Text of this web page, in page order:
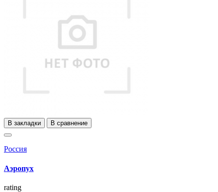
В закладки В сравнение
Россия
Аэропух
rating